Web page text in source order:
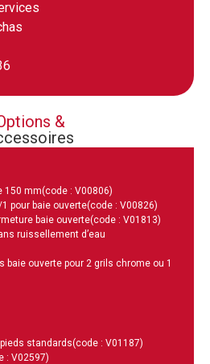
&
150 mm(code : V00806)
pour baie ouverte(code : V00826)
baie ouverte(code : V01813)
ruissellement d’eau
baie ouverte pour 2 grils chrome ou 1
standards(code : V01187)
: V02597)